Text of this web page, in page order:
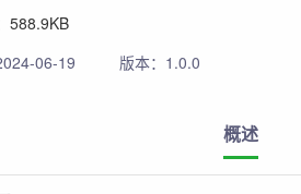
588.9KB
06-19
版本：1.0.0
概述